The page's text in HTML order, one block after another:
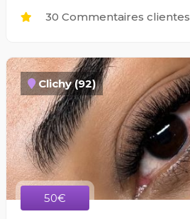
30 Commentaires clientes
Clichy (92)
50€